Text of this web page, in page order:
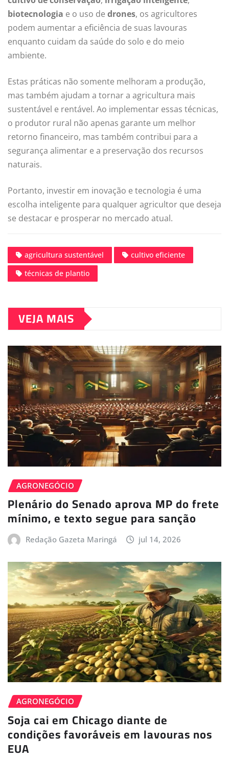
biotecnologia e o uso de drones, os agricultores
podem aumentar a eficiência de suas lavouras
enquanto cuidam da saúde do solo e do meio
ambiente.
Estas práticas não somente melhoram a produção,
mas também ajudam a tornar a agricultura mais
sustentável e rentável. Ao implementar essas técnicas,
o produtor rural não apenas garante um melhor
retorno financeiro, mas também contribui para a
segurança alimentar e a preservação dos recursos
naturais.
Portanto, investir em inovação e tecnologia é uma
escolha inteligente para qualquer agricultor que deseja
se destacar e prosperar no mercado atual.
agricultura sustentável
cultivo eficiente
técnicas de plantio
VEJA MAIS
AGRONEGÓCIO
Plenário do Senado aprova MP do frete
mínimo, e texto segue para sanção
Redação Gazeta Maringá jul 14, 2026
AGRONEGÓCIO
Soja cai em Chicago diante de
condições favoráveis em lavouras nos
EUA